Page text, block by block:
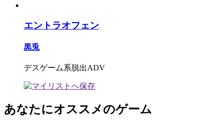
エントラオフェン
黒兎
デスゲーム系脱出ADV
あなたにオススメのゲーム